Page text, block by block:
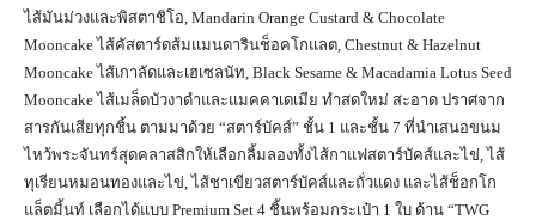
ไส้มันม่วงและพิสตาชิโอ, Mandarin Orange Custard & Chocolate
Mooncake ไส้คัสตาร์ดส้มแมนดารินช็อคโกแลต, Chestnut & Hazelnut
Mooncake ไส้เกาลัดและเฮเซลนัท, Black Sesame & Macadamia Lotus Seed
Mooncake ไส้เมล็ดบัวงาดำและแมคคาเดเมีย ทำสดใหม่ สะอาด ปราศจาก
สารกันเสียทุกชิ้น ตามมาด้วย “สตาร์บัคส์” ชั้น 1 และชั้น 7 ที่นำเสนอขนม
ไหว้พระจันทร์สุดคลาสสิกให้เลือกลิ้มลองทั้งไส้กาแฟสตาร์บัคส์และไข่, ไส้
ทุเรียนหมอนทองและไข่, ไส้ชาเขียวสตาร์บัคส์และถั่วแดง และไส้ช็อกโก
แล็ตมิ้นท์ เลือกได้แบบ Premium Set 4 ชิ้นพร้อมกระเป๋า 1 ใบ ด้าน “TWG